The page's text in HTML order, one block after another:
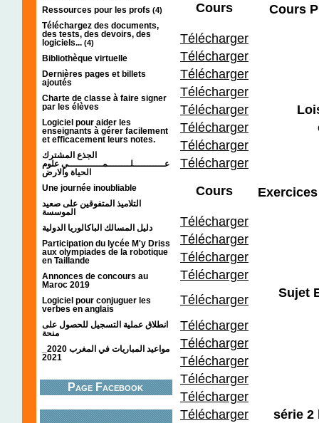
Ressources pour les profs (4)
Téléchargez des documents,
des tests, des devoirs, des
logiciels... (4)
Bibliothèque virtuelle
Dernières pages et billets
ajoutés
Charte de classe à faire signer
par les élèves
Logiciel pour aider les
enseignants à gérer facilement
et efficacement leurs notes.
الجذع المشترك
عـــــــــــلــــــــمــــــــــــي علوم
الحياة والارض
Une journée inoubliable
التلاميذ المتفوقين على صعيد
الموسسة
دليل المسالك الباكالوريا الدولية
Participation du lycée M'y Driss
aux olympiades de la robotique
en Taillande
Annonces de concours au
Maroc 2019
Logiciel pour conjuguer les
verbes en anglais
انطلاق عملية التسجيل للحصول على
منحة
2021
Page Facebook
Cours
Cours
Télécharger
Télécharger
Télécharger
Télécharger
Télécharger
Télécharger
Télécharger
Télécharger
Cours
Télécharger
Télécharger
Télécharger
Télécharger
Télécharger
Sujet
Télécharger
Télécharger
Télécharger
Télécharger
Télécharger
Télécharger
série 2